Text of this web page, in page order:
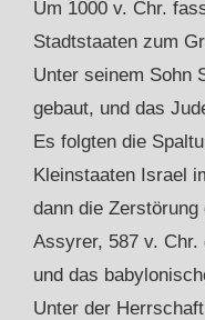
Um 1000 v. Chr.
Stadtstaaten zum
Unter seinem Sohn
gebaut, und das
Es folgten die
Kleinstaaten Israel
dann die
Assyrer, 587 v.
und das
Unter der